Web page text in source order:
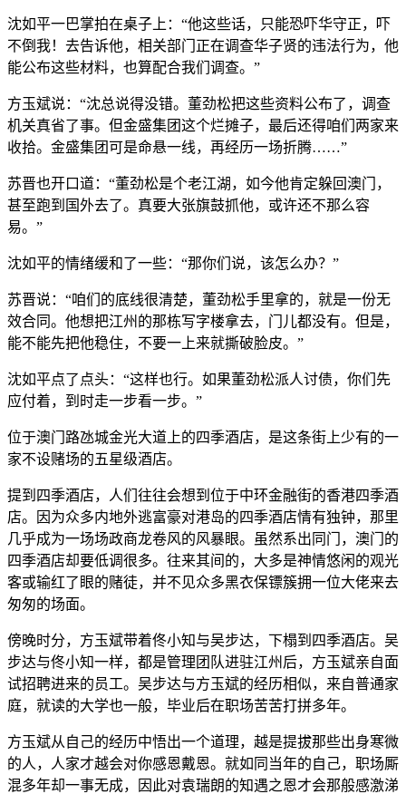
沈如平一巴掌拍在桌子上：“他这些话，只能恐吓华守正，吓
不倒我！去告诉他，相关部门正在调查华子贤的违法行为，他
能公布这些材料，也算配合我们调查。”
方玉斌说：“沈总说得没错。董劲松把这些资料公布了，调查
机关真省了事。但金盛集团这个烂摊子，最后还得咱们两家来
收拾。金盛集团可是命悬一线，再经历一场折腾……”
苏晋也开口道：“董劲松是个老江湖，如今他肯定躲回澳门，
甚至跑到国外去了。真要大张旗鼓抓他，或许还不那么容
易。”
沈如平的情绪缓和了一些：“那你们说，该怎么办？”
苏晋说：“咱们的底线很清楚，董劲松手里拿的，就是一份无
效合同。他想把江州的那栋写字楼拿去，门儿都没有。但是，
能不能先把他稳住，不要一上来就撕破脸皮。”
沈如平点了点头：“这样也行。如果董劲松派人讨债，你们先
应付着，到时走一步看一步。”
位于澳门路氹城金光大道上的四季酒店，是这条街上少有的一
家不设赌场的五星级酒店。
提到四季酒店，人们往往会想到位于中环金融街的香港四季酒
店。因为众多内地外逃富豪对港岛的四季酒店情有独钟，那里
几乎成为一场场政商龙卷风的风暴眼。虽然系出同门，澳门的
四季酒店却要低调很多。往来其间的，大多是神情悠闲的观光
客或输红了眼的赌徒，并不见众多黑衣保镖簇拥一位大佬来去
匆匆的场面。
傍晚时分，方玉斌带着佟小知与吴步达，下榻到四季酒店。吴
步达与佟小知一样，都是管理团队进驻江州后，方玉斌亲自面
试招聘进来的员工。吴步达与方玉斌的经历相似，来自普通家
庭，就读的大学也一般，毕业后在职场苦苦打拼多年。
方玉斌从自己的经历中悟出一个道理，越是提拔那些出身寒微
的人，人家才越会对你感恩戴恩。就如同当年的自己，职场厮
混多年却一事无成，因此对袁瑞朗的知遇之恩才会那般感激涕